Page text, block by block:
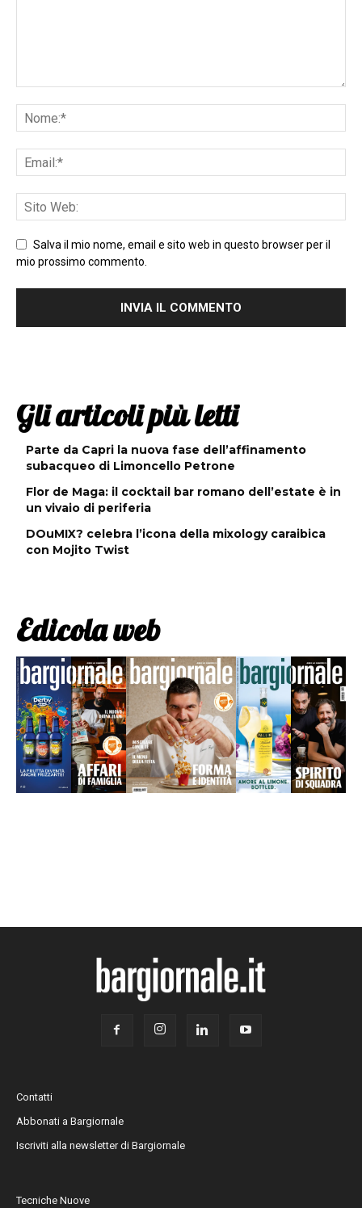
Salva il mio nome, email e sito web in questo browser per il
mio prossimo commento.
Gli articoli più letti
Parte da Capri la nuova fase dell’affinamento
subacqueo di Limoncello Petrone
Flor de Maga: il cocktail bar romano dell’estate è in
un vivaio di periferia
DOuMIX? celebra l’icona della mixology caraibica
con Mojito Twist
Edicola web
Contatti
Abbonati a Bargiornale
Iscriviti alla newsletter di Bargiornale
Tecniche Nuove